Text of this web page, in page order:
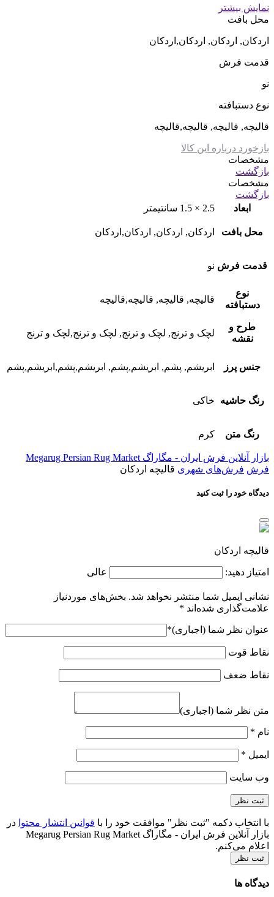
نمایش بیشتر
محل بافت
اردکان, اردکان, اردکان,اردکان
قدمت فرش
نو
نوع دستبافته
قالیچه, قالیچه, قالیچه,قالیچه
بازخورد درباره این کالا
مشخصات
بازگشت
مشخصات
بازگشت
ابعاد
2.5 × 1.5 سانتیمتر
محل بافت اردکان, اردکان, اردکان,اردکان
قدمت فرش نو
نوع
دستبافته
قالیچه, قالیچه, قالیچه,قالیچه
طرح و
نقشه
لچک و ترنج, لچک و ترنج, لچک و ترنج,لچک و ترنج
جنس پرز ابریشم, پشم, ابریشم,پشم, ابریشم,پشم,ابریشم,پشم
رنگ حاشیه خاکی
رنگ متن کرم
بازار آنلاین فرش ایران - مگاراگ Megarug Persian Rug Market
فرش فرش‌های شهری قالیچه اردکان
دیدگاه خود را ثبت کنید
قالیچه اردکان
امتیاز دهید: عالی
نشانی ایمیل شما منتشر نخواهد شد. بخش‌های موردنیاز
علامت‌گذاری شده‌اند *
عنوان نظر شما (اجباری)*
نقاط قوت
نقاط ضعف
متن نظر شما (اجباری)
نام *
ایمیل *
وب‌ سایت
با انتخاب دکمه "ثبت نظر" موافقت خود را با قوانین انتشار محتوا در
بازار آنلاین فرش ایران - مگاراگ Megarug Persian Rug Market
اعلام می‌کنم.
ثبت نظر
دیدگاه ها